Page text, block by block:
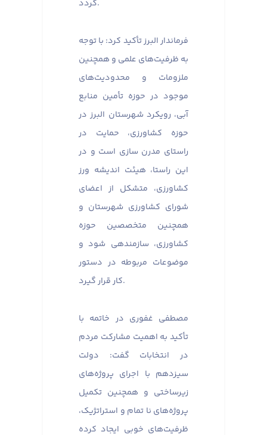
گردد.
فرماندار البرز تأکید کرد: با توجه
به ظرفیت‌های علمی و همچنین
ملزومات و محدودیت‌های
موجود در حوزه تأمین منابع
آبی، رویکرد شهرستان البرز در
حوزه کشاورزی، حمایت در
راستای مدرن سازی است و در
این راستا، هیئت اندیشه ورز
کشاورزی، متشکل از اعضای
شورای کشاورزی شهرستان و
همچنین متخصصین حوزه
کشاورزی، سازمندهی شود و
موضوعات مربوطه در دستور
کار قرار گیرد.
مصطفی غفوری در خاتمه با
تأکید به اهمیت مشارکت مردم
در انتخابات گفت: دولت
سیزدهم با اجرای پروژه‌های
زیرساختی و همچنین تکمیل
پروژه‌های نا تمام و استراتژیک،
ظرفیت‌های خوبی ایجاد کرده